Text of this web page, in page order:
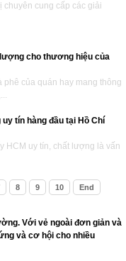
chuyên cung cấp các giải
cho thương hiệu của
của quán hay mang thông
tín hàng đầu tại Hồ Chí
HCM uy tín, chất lượng là vấn
8 9 10 End
Với vẻ ngoài đơn giản và
và cơ hội cho nhiều